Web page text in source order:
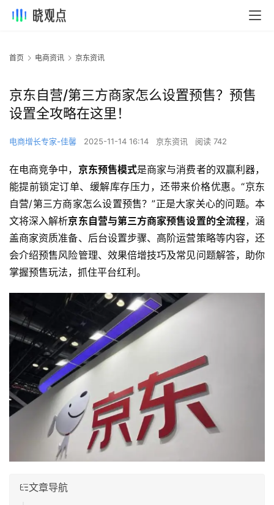
首页 电商资讯 京东资讯
京东自营/第三方商家怎么设置预售？预售
设置全攻略在这里！
电商增长专家-佳馨 2025-11-14 16:14 京东资讯 阅读 742
在电商竞争中， 京东预售模式是商家与消费者的双赢利器，
能提前锁定订单、缓解库存压力，还带来价格优惠。“京东
自营/第三方商家怎么设置预售？”正是大家关心的问题。本
文将深入解析京东自营与第三方商家预售设置的全流程，涵
盖商家资质准备、后台设置步骤、高阶运营策略等内容，还
会介绍预售风险管理、效果倍增技巧及常见问题解答，助你
掌握预售玩法，抓住平台红利。
文章导航